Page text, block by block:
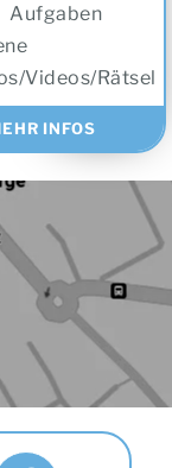
Aufgaben
Videos/Rätsel
INFOS